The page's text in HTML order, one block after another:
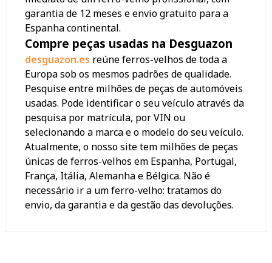
garantia de 12 meses e envio gratuito para a
Espanha continental.
Compre peças usadas na Desguazon
desguazon.es reúne ferros-velhos de toda a
Europa sob os mesmos padrões de qualidade.
Pesquise entre milhões de peças de automóveis
usadas. Pode identificar o seu veículo através da
pesquisa por matrícula, por VIN ou
selecionando a marca e o modelo do seu veículo.
Atualmente, o nosso site tem milhões de peças
únicas de ferros-velhos em Espanha, Portugal,
França, Itália, Alemanha e Bélgica. Não é
necessário ir a um ferro-velho: tratamos do
envio, da garantia e da gestão das devoluções.